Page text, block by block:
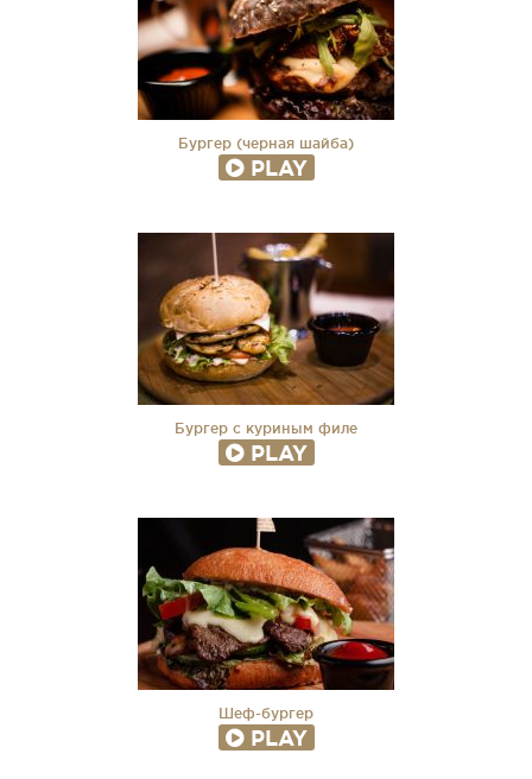
Бургер (черная шайба)
PLAY
Бургер с куриным филе
PLAY
Шеф-бургер
PLAY